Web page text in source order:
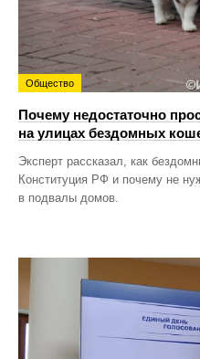
Общество
Почему недостаточно
на улицах бездомных
Эксперт рассказал, как
Конституция РФ и почему не
в подвалы домов.